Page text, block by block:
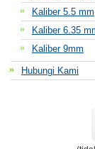
Kaliber 5.5 mm
Kaliber 6.35
Kaliber 9mm
Hubungi Kami